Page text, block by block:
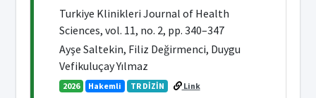
Turkiye Klinikleri Journal of Health
Sciences, vol. 11, no. 2, pp. 340–347
Ayşe Saltekin, Filiz Değirmenci, Duygu
Vefikuluçay Yılmaz
2026 Hakemli TR DİZİN Link